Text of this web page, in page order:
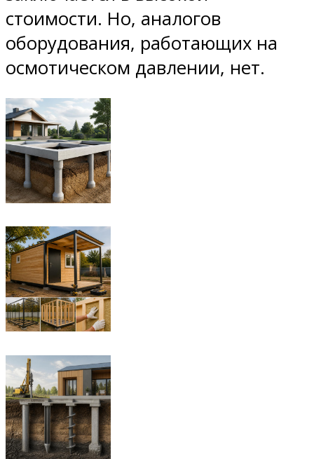
стоимости. Но, аналогов
оборудования, работающих на
осмотическом давлении, нет.